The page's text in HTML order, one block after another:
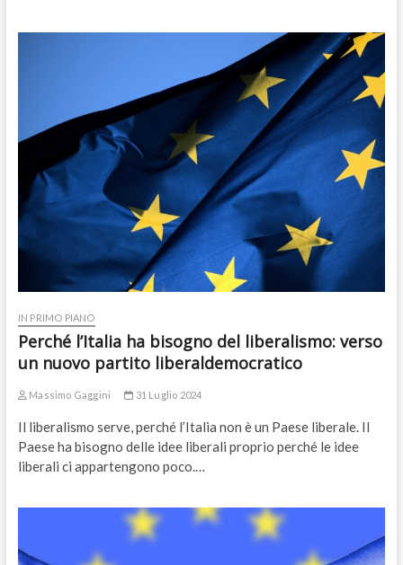
IN PRIMO PIANO
Perché l’Italia ha bisogno del liberalismo: verso
un nuovo partito liberaldemocratico
Massimo Gaggini 31 Luglio 2024
Il liberalismo serve, perché l’Italia non è un Paese liberale. Il
Paese ha bisogno delle idee liberali proprio perché le idee
liberali ci appartengono poco.…